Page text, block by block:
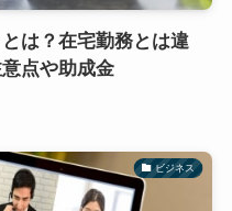
は？在宅勤務とは違
点や助成金
ビジネス